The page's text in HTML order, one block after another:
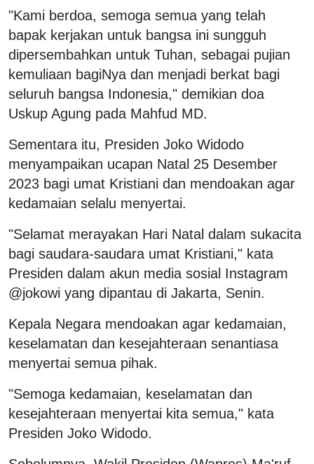
"Kami berdoa, semoga semua yang telah
bapak kerjakan untuk bangsa ini sungguh
dipersembahkan untuk Tuhan, sebagai pujian
kemuliaan bagiNya dan menjadi berkat bagi
seluruh bangsa Indonesia," demikian doa
Uskup Agung pada Mahfud MD.
Sementara itu, Presiden Joko Widodo
menyampaikan ucapan Natal 25 Desember
2023 bagi umat Kristiani dan mendoakan agar
kedamaian selalu menyertai.
"Selamat merayakan Hari Natal dalam sukacita
bagi saudara-saudara umat Kristiani," kata
Presiden dalam akun media sosial Instagram
@jokowi yang dipantau di Jakarta, Senin.
Kepala Negara mendoakan agar kedamaian,
keselamatan dan kesejahteraan senantiasa
menyertai semua pihak.
"Semoga kedamaian, keselamatan dan
kesejahteraan menyertai kita semua," kata
Presiden Joko Widodo.